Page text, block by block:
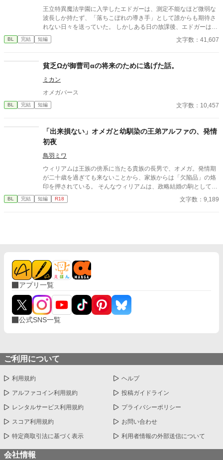
くないΩが最後に選ぶ相手とは――。 捨てた側の後悔と執着が加
速する、すれ違いオメガバースBL。
王立特異魔法学園に入学したエドガーは、測定不能なほど微弱な
波長しか持たず、「落ちこぼれの導き手」として誰からも期待さ
れない日々を送っていた。 しかしある日の放課後、エドガーは学
園で最も恐れられる最強の戦闘魔術教官、レオン・ヴァレンタイ
ンの秘密を知ってしまう。 強大すぎる魔力ゆえに、五感が暴走す
底知れぬ静かな波長は、世界で唯一、彼の苦痛を完全に溶かすこ
とができるものだった。 「お前は、俺の専属の導き手になるん
だ」 痛みを癒やしたことで、冷酷なはずの最強教官から底なしの
執着と溺愛を向けられるようになり――！？ 孤独な二人の魂が共
ースをベースにした独自設定（特異覚醒者×導き手）です。
BL 完結 短編 文字数：41,607
貧乏Ωが御曹司αの将来のために逃げた話。
ミカン
オメガバース
BL 完結 短編 文字数：10,457
「出来損ない」オメガと幼馴染の王弟アルファの、発情
初夜
鳥羽ミワ
ウィリアムは王族の傍系に当たる貴族の長男で、オメガ。発情期
が二十歳を過ぎても来ないことから、家族からは「欠陥品」の烙
印を押されている。 そんなウィリアムは、政略結婚の駒として国
内の有力貴族へ嫁ぐことが決まっていた。しかしその予定が一転
し、幼馴染で王弟であるセドリックとの結婚が決まる。 あれよあ
ています
BL 完結 短編 R18 文字数：9,189
アプリ一覧
公式SNS一覧
ご利用について
利用規約 ヘルプ
アルファコイン利用規約 投稿ガイドライン
レンタルサービス利用規約 プライバシーポリシー
スコア利用規約 お問い合わせ
特定商取引法に基づく表示 利用者情報の外部送信について
会社情報